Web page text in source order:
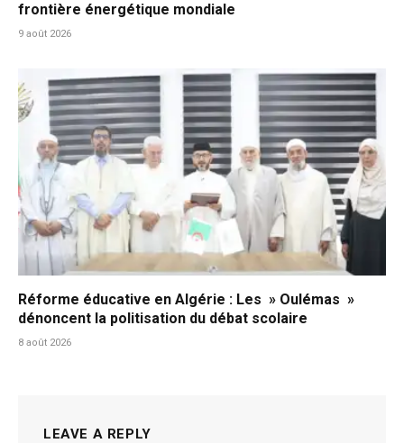
frontière énergétique mondiale
9 août 2026
Réforme éducative en Algérie : Les » Oulémas »
dénoncent la politisation du débat scolaire
8 août 2026
LEAVE A REPLY